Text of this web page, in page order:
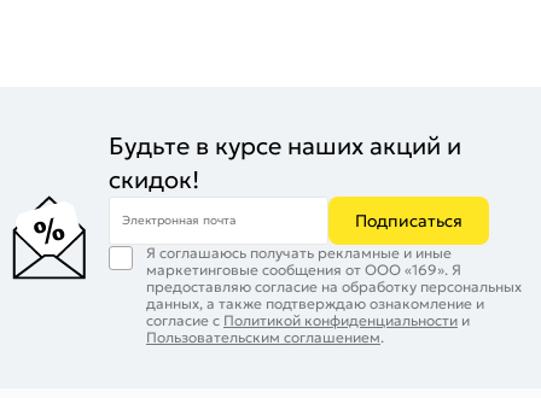
Будьте в курсе наших акций и
скидок!
Электронная почта Подписаться
Я соглашаюсь получать рекламные и иные
маркетинговые сообщения от ООО «169». Я
предоставляю согласие на обработку персональных
данных, а также подтверждаю ознакомление и
согласие с Политикой конфиденциальности и
Пользовательским соглашением.